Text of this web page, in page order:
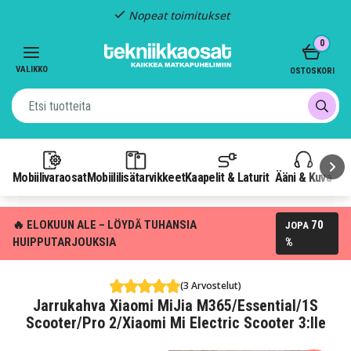
Nopeat toimitukset
VALIKKO
MobiilivaraosatMobiililisätarvikkeetKaapelit & Laturit Ääni & Kuva
0
OSTOSKORI
🔥 ELOKUUN ALE – LÖYDÄ TUHANSIA
HUIPPUTARJOUKSIA
JOPA 70
%
(3 Arvostelut)
Jarrukahva Xiaomi MiJia M365/Essential/1S
Scooter/Pro 2/Xiaomi Mi Electric Scooter 3:lle